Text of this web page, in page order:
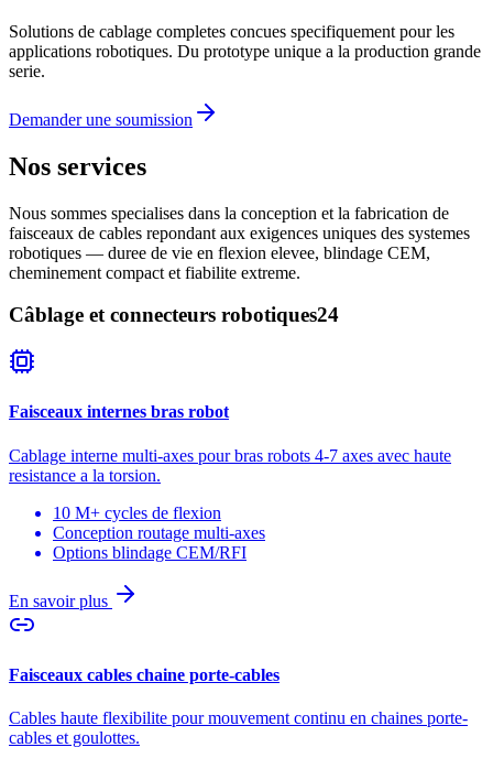
Solutions de cablage completes concues specifiquement pour les
applications robotiques. Du prototype unique a la production grande
serie.
Demander une soumission
Nos services
Nous sommes specialises dans la conception et la fabrication de
faisceaux de cables repondant aux exigences uniques des systemes
robotiques — duree de vie en flexion elevee, blindage CEM,
cheminement compact et fiabilite extreme.
Câblage et connecteurs robotiques24
Faisceaux internes bras robot
Cablage interne multi-axes pour bras robots 4-7 axes avec haute
resistance a la torsion.
10 M+ cycles de flexion
Conception routage multi-axes
Options blindage CEM/RFI
En savoir plus
Faisceaux cables chaine porte-cables
Cables haute flexibilite pour mouvement continu en chaines porte-
cables et goulottes.